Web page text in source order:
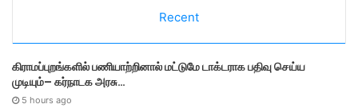
i
e
s
Recent
கிராமப்புறங்களில் பணியாற்றினால் மட்டுமே டாக்டராக பதிவு செய்ய
முடியும்– கர்நாடக அரசு…
5 hours ago